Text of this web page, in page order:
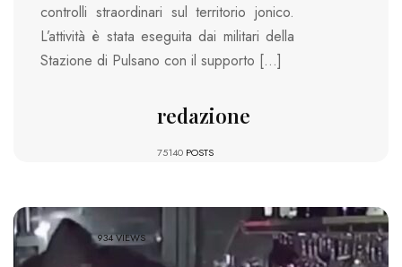
controlli straordinari sul territorio jonico.
L’attività è stata eseguita dai militari della
Stazione di Pulsano con il supporto […]
redazione
75140 POSTS
934 VIEWS